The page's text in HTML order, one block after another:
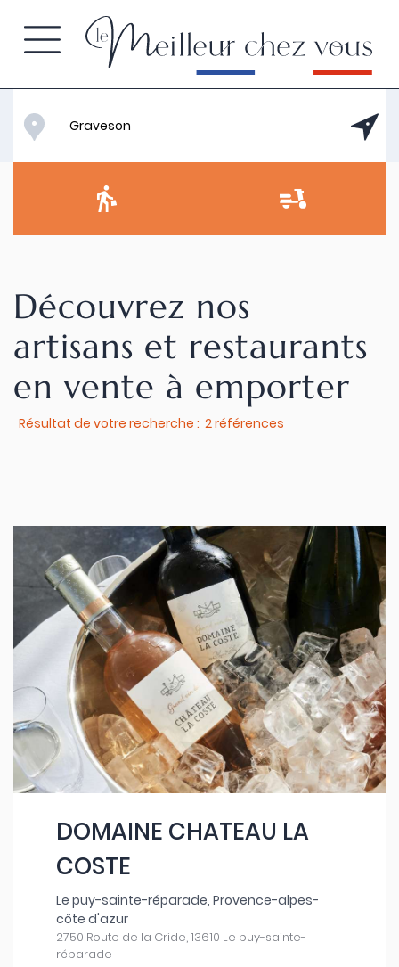
Découvrez nos
artisans et restaurants
en vente à emporter
Résultat de votre recherche : 2 références
DOMAINE CHATEAU LA
COSTE
Le puy-sainte-réparade, Provence-alpes-
côte d'azur
2750 Route de la Cride, 13610 Le puy-sainte-
réparade